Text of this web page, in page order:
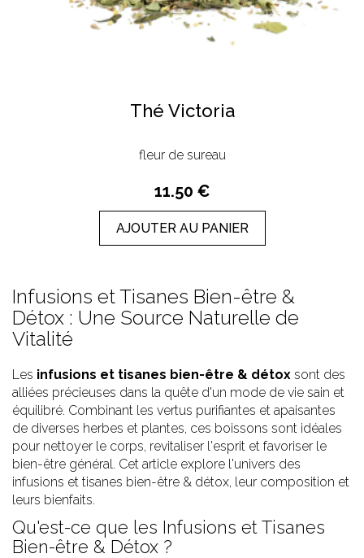
Thé Victoria
fleur de sureau
11.50 €
AJOUTER AU PANIER
Infusions et Tisanes Bien-être &
Détox : Une Source Naturelle de
Vitalité
Les infusions et tisanes bien-être & détox sont des
alliées précieuses dans la quête d'un mode de vie sain et
équilibré. Combinant les vertus purifiantes et apaisantes
de diverses herbes et plantes, ces boissons sont idéales
pour nettoyer le corps, revitaliser l'esprit et favoriser le
bien-être général. Cet article explore l'univers des
infusions et tisanes bien-être & détox, leur composition et
leurs bienfaits.
Qu'est-ce que les Infusions et Tisanes
Bien-être & Détox ?